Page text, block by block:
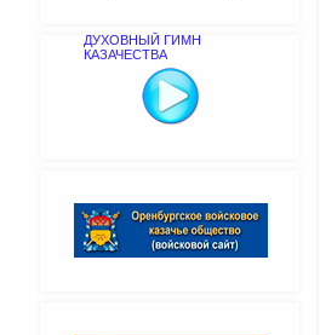
ДУХОВНЫЙ ГИМН
КАЗАЧЕСТВА